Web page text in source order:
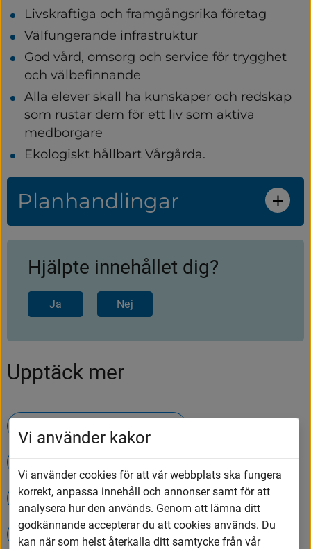
Livskraftiga och framgångsrika företag
Välfungerande infrastruktur
God vård, omsorg och service för trygghet
och välbefinnande
Alla elever skall ha kunskaper och redskap
som rustar dem för ett liv som aktiva
medborgare
Ekologiskt hållbart Vårgårda.
Planhandlingar
Hjälpte innehållet dig?
Ja Nej
Upptäck mer
Hämtning av ditt hushållsavfall
Lindbladskolan Kontakta oss
Sotning och brandskydd
Vi använder kakor
Vi använder cookies för att vår webbplats ska fungera
korrekt, anpassa innehåll och annonser samt för att
analysera hur den används. Genom att lämna ditt
godkännande accepterar du att cookies används. Du
kan när som helst återkalla ditt samtycke från vår